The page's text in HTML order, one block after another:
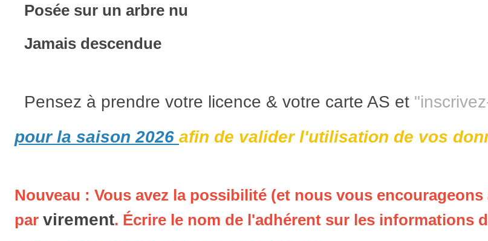
Posée sur un arbre nu
Jamais descendue
Pensez à prendre votre licence & votre carte AS et
pour la saison 2026 afin de valider l'utilisation de vos
Nouveau : Vous avez la possibilité (et nous vous
par virement. Écrire le nom de l'adhérent sur les informations